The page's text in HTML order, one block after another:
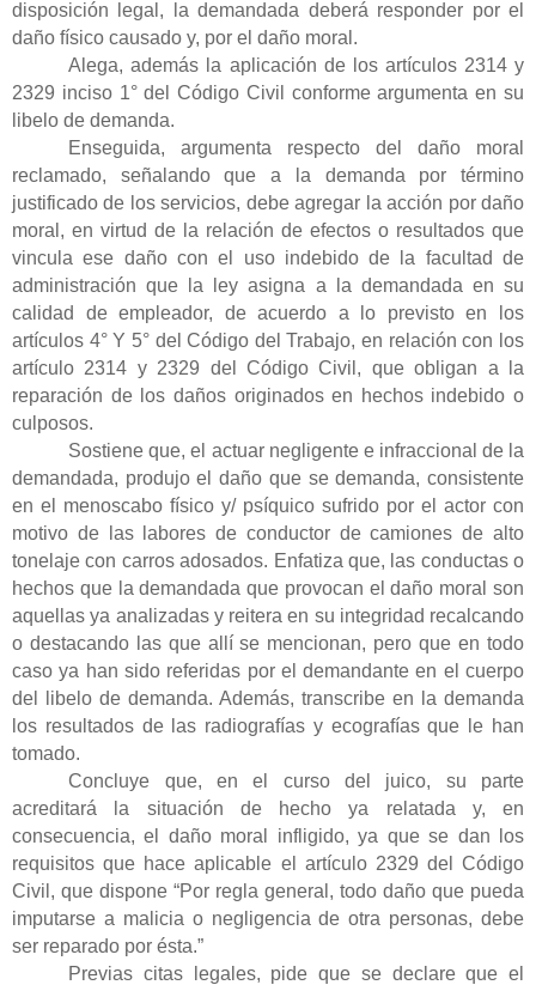
disposición legal, la demandada deberá responder por el
daño físico causado y, por el daño moral.
Alega, además la aplicación de los artículos 2314 y
2329 inciso 1° del Código Civil conforme argumenta en su
libelo de demanda.
Enseguida, argumenta respecto del daño moral
reclamado, señalando que a la demanda por término
justificado de los servicios, debe agregar la acción por daño
moral, en virtud de la relación de efectos o resultados que
vincula ese daño con el uso indebido de la facultad de
administración que la ley asigna a la demandada en su
calidad de empleador, de acuerdo a lo previsto en los
artículos 4° Y 5° del Código del Trabajo, en relación con los
artículo 2314 y 2329 del Código Civil, que obligan a la
reparación de los daños originados en hechos indebido o
culposos.
Sostiene que, el actuar negligente e infraccional de la
demandada, produjo el daño que se demanda, consistente
en el menoscabo físico y/ psíquico sufrido por el actor con
motivo de las labores de conductor de camiones de alto
tonelaje con carros adosados. Enfatiza que, las conductas o
hechos que la demandada que provocan el daño moral son
aquellas ya analizadas y reitera en su integridad recalcando
o destacando las que allí se mencionan, pero que en todo
caso ya han sido referidas por el demandante en el cuerpo
del libelo de demanda. Además, transcribe en la demanda
los resultados de las radiografías y ecografías que le han
tomado.
Concluye que, en el curso del juico, su parte
acreditará la situación de hecho ya relatada y, en
consecuencia, el daño moral infligido, ya que se dan los
requisitos que hace aplicable el artículo 2329 del Código
Civil, que dispone “Por regla general, todo daño que pueda
imputarse a malicia o negligencia de otra personas, debe
ser reparado por ésta.”
Previas citas legales, pide que se declare que el